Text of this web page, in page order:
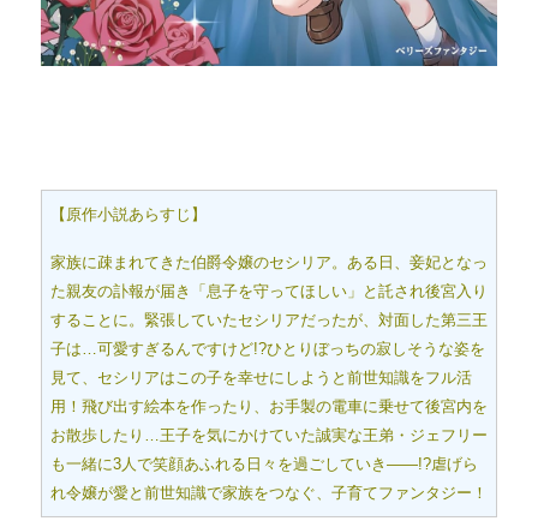
【原作小説あらすじ】
家族に疎まれてきた伯爵令嬢のセシリア。ある日、妾妃となっ
た親友の訃報が届き「息子を守ってほしい」と託され後宮入り
することに。緊張していたセシリアだったが、対面した第三王
子は…可愛すぎるんですけど!?ひとりぼっちの寂しそうな姿を
見て、セシリアはこの子を幸せにしようと前世知識をフル活
用！飛び出す絵本を作ったり、お手製の電車に乗せて後宮内を
お散歩したり…王子を気にかけていた誠実な王弟・ジェフリー
も一緒に3人で笑顔あふれる日々を過ごしていき――!?虐げら
れ令嬢が愛と前世知識で家族をつなぐ、子育てファンタジー！